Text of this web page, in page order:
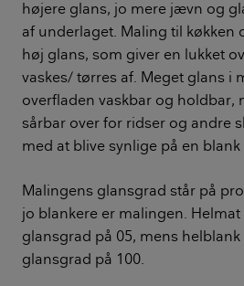
højere glans, jo mere jævn og
af underlaget. Maling til køkken
høj glans, som giver en lukket
vaskes/ tørres af. Meget glans i
overfladen vaskbar og holdbar,
sårbar over for ridser og andre
med at blive synlige på en
Malingens glansgrad står på
jo blankere er malingen.
glansgrad på 05, mens
glansgrad på 100.